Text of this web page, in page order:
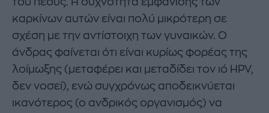
καρκίνων αυτών είναι πολύ μικρότερη σε
σχέση με την αντίστοιχη των γυναικών. Ο
άνδρας φαίνεται ότι είναι κυρίως φορέας της
λοίμωξης (μεταφέρει και μεταδίδει τον ιό HPV,
δεν νοσεί), ενώ συγχρόνως αποδεικνύεται
ικανότερος (ο ανδρικός οργανισμός) να